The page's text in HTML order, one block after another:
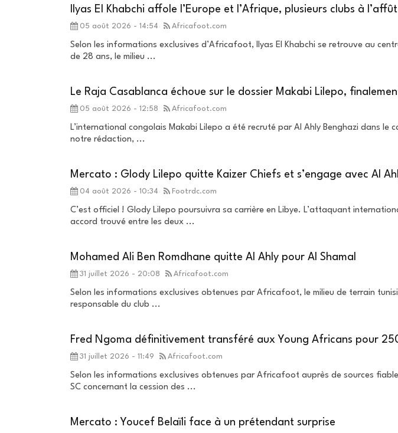
Ilyas El Khabchi affole l’Europe et l’Afrique, plusieurs clubs à l’affût
05 août 2026 - 14:54 Africafoot.com
Selon les informations exclusives d’Africafoot, Ilyas El Khabchi se retrouve au
de 28 ans, le milieu ...
Le Raja Casablanca échoue sur le dossier Makabi Lilepo,
05 août 2026 - 12:58 Africafoot.com
L’international congolais Makabi Lilepo a été recruté par Al Ahly Benghazi dans le
notre rédaction, ...
Mercato : Glody Lilepo quitte Kaizer Chiefs et s’engage avec Al
04 août 2026 - 10:34 Footrdc.com
C’est officiel ! Glody Lilepo poursuivra sa carrière en Libye. L’attaquant
accord trouvé entre les deux ...
Mohamed Ali Ben Romdhane quitte Al Ahly pour Al Shamal
31 juillet 2026 - 20:08 Africafoot.com
Selon les informations exclusives obtenues par Africafoot, le milieu de terrain
responsable du club ...
Fred Ngoma définitivement transféré aux Young Africans pour
31 juillet 2026 - 11:49 Africafoot.com
Selon les informations exclusives obtenues par Africafoot auprès de sources
SC concernant la cession des ...
Mercato : Youcef Belaïli face à un prétendant surprise